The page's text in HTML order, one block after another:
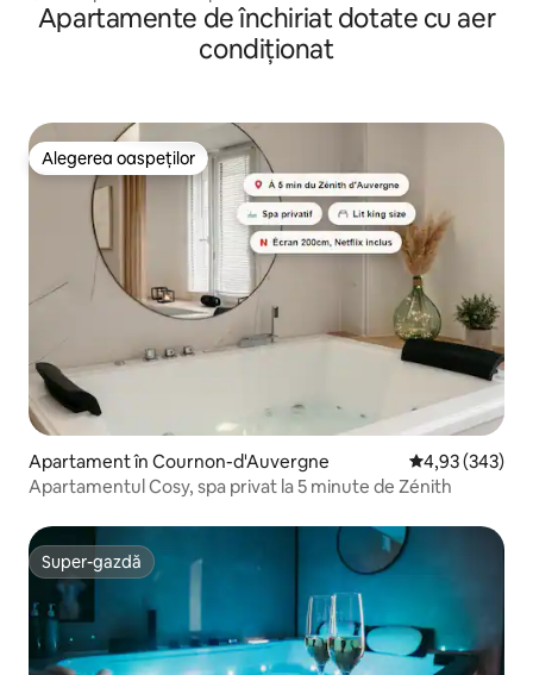
Apartamente de închiriat dotate cu aer
condiționat
Alegerea oaspeților
Alegerea oaspeților
Apartament în Cournon-d'Auvergne Scor mediu de
4,93 (343)
Apartamentul Cosy, spa privat la 5 minute de Zénith
Super-gazdă
Super-gazdă